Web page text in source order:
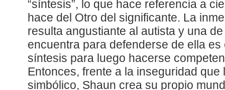
“síntesis”, lo que hace referencia a
hace del Otro del significante. La
resulta angustiante al autista y una
encuentra para defenderse de ella
síntesis para luego hacerse
Entonces, frente a la inseguridad que
simbólico, Shaun crea su propio